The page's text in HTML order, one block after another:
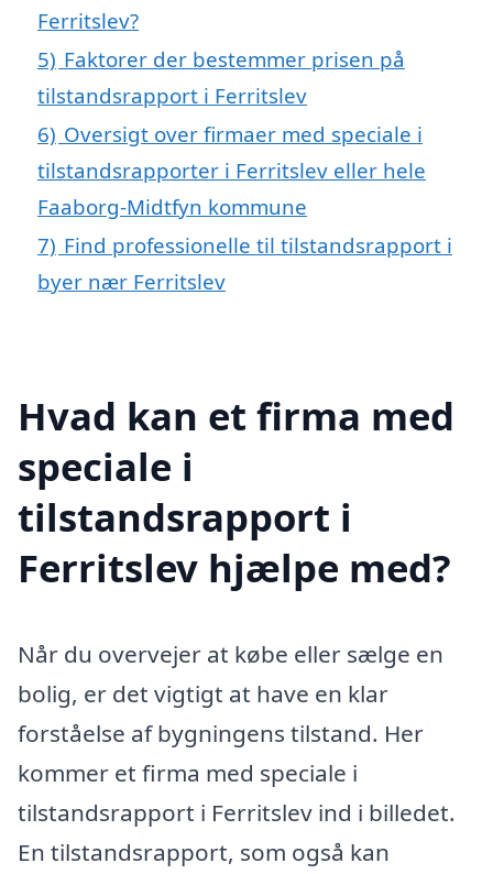
Ferritslev?
5) Faktorer der bestemmer prisen på
tilstandsrapport i Ferritslev
6) Oversigt over firmaer med speciale i
tilstandsrapporter i Ferritslev eller hele
Faaborg-Midtfyn kommune
7) Find professionelle til tilstandsrapport i
byer nær Ferritslev
Hvad kan et firma med
speciale i
tilstandsrapport i
Ferritslev hjælpe med?
Når du overvejer at købe eller sælge en
bolig, er det vigtigt at have en klar
forståelse af bygningens tilstand. Her
kommer et firma med speciale i
tilstandsrapport i Ferritslev ind i billedet.
En tilstandsrapport, som også kan